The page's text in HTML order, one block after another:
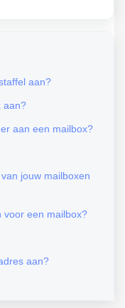
aan?
aan?
aan een mailbox?
jouw mailboxen
voor een mailbox?
aan?